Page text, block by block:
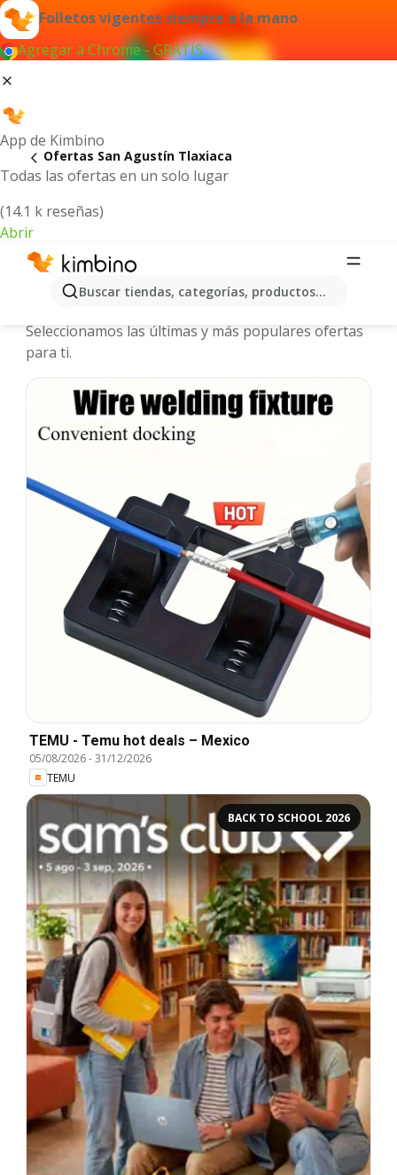
Folletos vigentes siempre a la mano
Agregar a Chrome - GRATIS
App de Kimbino
Todas las ofertas en un solo lugar
(14.1 k reseñas)
Abrir
Buscar tiendas, categorías, productos...
Ofertas San Agustín Tlaxiaca
San Agustín Tlaxiaca - Folletos y
Seleccionamos las últimas y más populares ofertas
para ti.
TEMU - Temu hot deals – Mexico
05/08/2026-31/12/2026
TEMU
BACK TO SCHOOL 2026